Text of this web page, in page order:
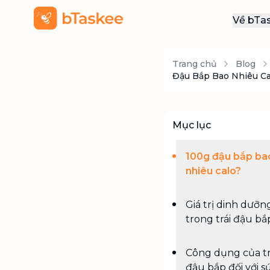
Về
Trang chủ Blog
Đậu Bắp Bao Nhiêu
Mục lục
100g đậu bắp
nhiêu calo?
Giá trị dinh
trong trái đậu
Công dụng của
đậu bắp đối với